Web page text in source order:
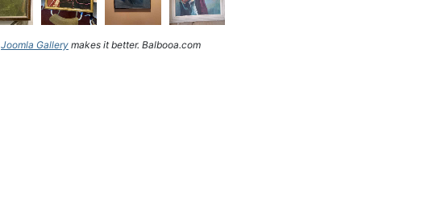
Joomla Gallery makes it better. Balbooa.com